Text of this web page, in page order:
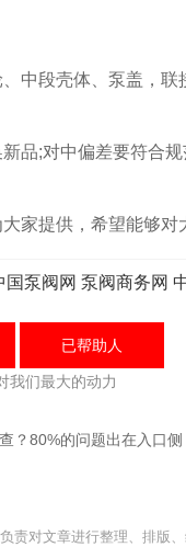
段壳体、泵盖，联
;对中偏差要符合规
提供，希望能够对
国泵阀网 泵阀商务网
已帮助人
我们最大的动力
？80%的问题出在入口
对文章进行整理、排版